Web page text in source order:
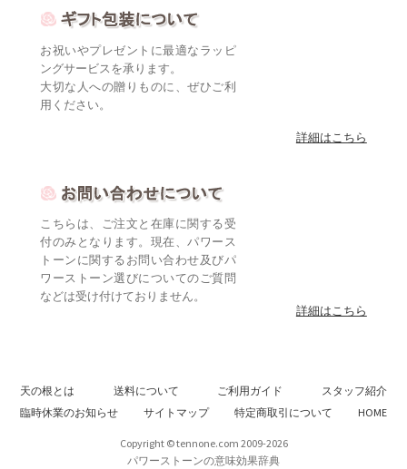
お祝いやプレゼントに最適なラッピ
ングサービスを承ります。
大切な人への贈りものに、ぜひご利
用ください。
詳細はこちら
こちらは、ご注文と在庫に関する受
付のみとなります。現在、パワース
トーンに関するお問い合わせ及びパ
ワーストーン選びについてのご質問
などは受け付けておりません。
詳細はこちら
天の根とは 送料について ご利用ガイド
スタッフ紹介
臨時休業のお知らせ
サイトマップ 特定商取引について HOME
Copyright © tennone.com 2009-2026
パワーストーンの意味効果辞典